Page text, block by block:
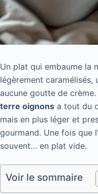
Un plat qui embaume la
légèrement
aucune goutte de crème.
terre oignons a tout du
mais en plus léger et
gourmand. Une fois que
souvent… en plat vide.
Voir le sommaire